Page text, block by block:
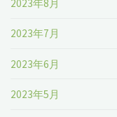
2023年8月
2023年7月
2023年6月
2023年5月